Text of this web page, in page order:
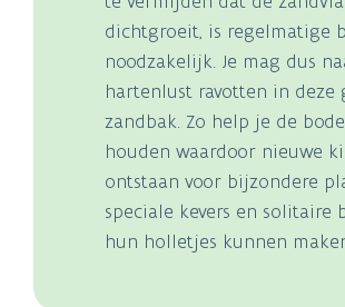
dichtgroeit, is regelmatige
noodzakelijk. Je mag dus
hartenlust ravotten in deze
zandbak. Zo help je de
houden waardoor nieuwe
ontstaan voor bijzondere
speciale kevers en solitaire
hun holletjes kunnen